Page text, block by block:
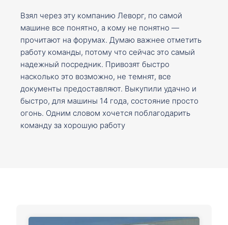
Взял через эту компанию Леворг, по самой
машине все понятно, а кому не понятно —
прочитают на форумах. Думаю важнее отметить
работу команды, потому что сейчас это самый
надежный посредник. Привозят быстро
насколько это возможно, не темнят, все
документы предоставляют. Выкупили удачно и
быстро, для машины 14 года, состояние просто
огонь. Одним словом хочется поблагодарить
команду за хорошую работу